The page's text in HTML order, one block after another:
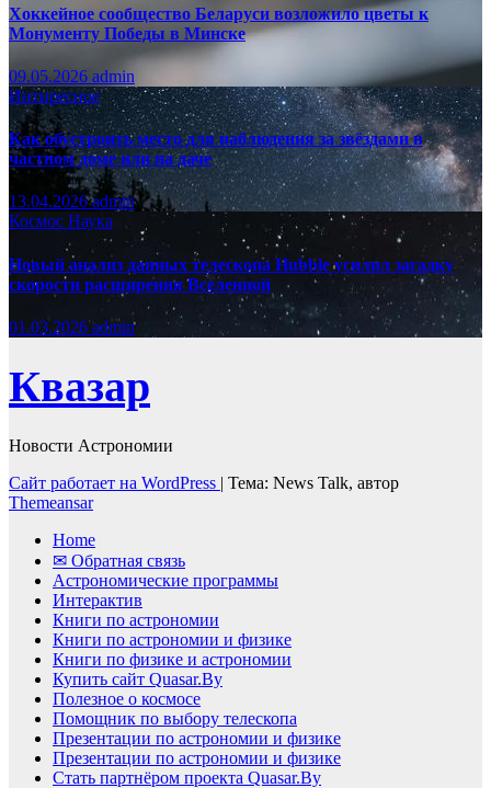
Хоккейное сообщество Беларуси возложило цветы к
Монументу Победы в Минске
09.05.2026 admin
Интиресное
Как обустроить место для наблюдения за звёздами в
частном доме или на даче
13.04.2026admin
Космос Наука
Новый анализ данных телескопа Hubble усилил загадку
скорости расширения Вселенной
01.03.2026admin
Квазар
Новости Астрономии
Сайт работает на WordPress | Тема: News Talk, автор
Themeansar
Home
✉ Обратная связь
Астрономические программы
Интерактив
Книги по астрономии
Книги по астрономии и физике
Книги по физике и астрономии
Купить сайт Quasar.By
Полезное о космосе
Помощник по выбору телескопа
Презентации по астрономии и физике
Презентации по астрономии и физике
Стать партнёром проекта Quasar.By